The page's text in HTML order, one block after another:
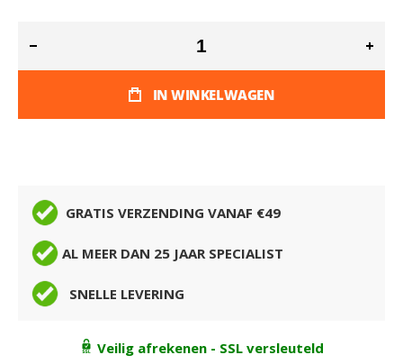
IN WINKELWAGEN
GRATIS VERZENDING VANAF €49
AL MEER DAN 25 JAAR SPECIALIST
SNELLE LEVERING
Veilig afrekenen - SSL versleuteld